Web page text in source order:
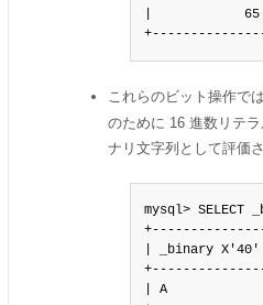
|
これらのビット操作では
のために 16 進数リテ
ナリ文字列として評価
mysql>
| _binary
| A